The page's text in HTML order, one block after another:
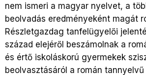
nem ismeri a magyar nyelvet, a
beolvadás eredményeként magát
Részletgazdag tanfelügyelői
század elejéről beszámolnak a
és értő iskoláskorú gyermekek
beolvasztásáról a román